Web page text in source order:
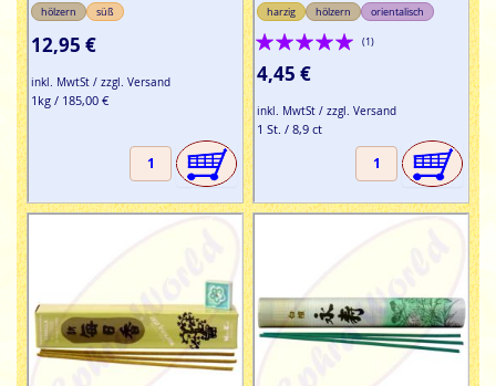
hölzern süß
12,95 €
inkl. MwtSt / zzgl. Versand
1kg / 185,00 €
harzig hölzern orientalisch
Bewertung:
100%
(1)
4,45 €
inkl. MwtSt / zzgl. Versand
1 St. / 8,9 ct